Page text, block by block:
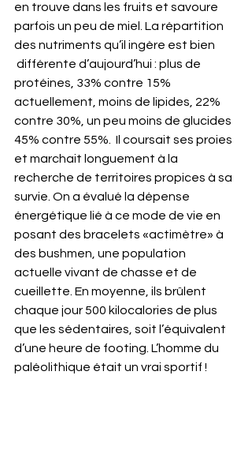
en trouve dans les fruits et savoure
parfois un peu de miel. La répartition
des nutriments qu’il ingère est bien
différente d’aujourd’hui : plus de
protéines, 33% contre 15%
actuellement, moins de lipides, 22%
contre 30%, un peu moins de glucides
45% contre 55%.  Il coursait ses proies
et marchait longuement à la
recherche de territoires propices à sa
survie. On a évalué la dépense
énergétique lié à ce mode de vie en
posant des bracelets «actimètre» à
des bushmen, une population
actuelle vivant de chasse et de
cueillette. En moyenne, ils brûlent
chaque jour 500 kilocalories de plus
que les sédentaires, soit l’équivalent
d’une heure de footing. L’homme du
paléolithique était un vrai sportif !